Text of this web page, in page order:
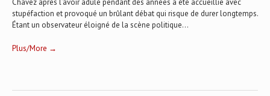
Chavez après l’avoir adulé pendant des années a été accueillie avec
stupéfaction et provoqué un brûlant débat qui risque de durer longtemps.
Étant un observateur éloigné de la scène politique...
Plus/More →